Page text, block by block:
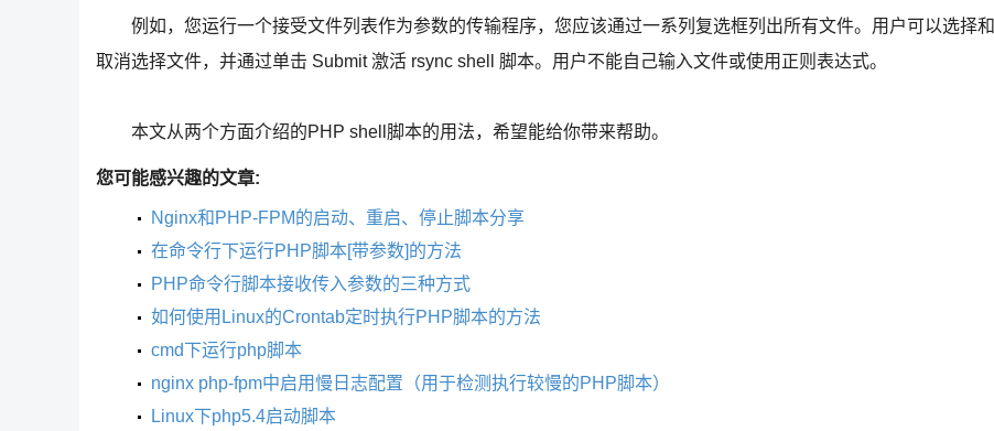
例如，您运行一个接受文件列表作为参数的传输程序，您应该通过一系列复选框列出所有文件。用户可以选择和
取消选择文件，并通过单击 Submit 激活 rsync shell 脚本。用户不能自己输入文件或使用正则表达式。
本文从两个方面介绍的PHP shell脚本的用法，希望能给你带来帮助。
您可能感兴趣的文章:
Nginx和PHP-FPM的启动、重启、停止脚本分享
在命令行下运行PHP脚本[带参数]的方法
PHP命令行脚本接收传入参数的三种方式
如何使用Linux的Crontab定时执行PHP脚本的方法
cmd下运行php脚本
nginx php-fpm中启用慢日志配置（用于检测执行较慢的PHP脚本）
Linux下php5.4启动脚本